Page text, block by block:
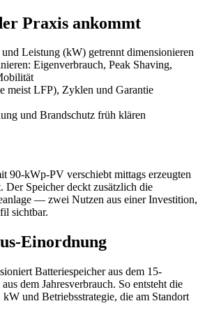
Praxis ankommt
Leistung (kW) getrennt dimensionieren
Eigenverbrauch, Peak Shaving,
meist LFP), Zyklen und Garantie
und Brandschutz früh klären
90-kWp-PV verschiebt mittags erzeugten
Der Speicher deckt zusätzlich die
— zwei Nutzen aus einer Investition,
sichtbar.
Einordnung
Batteriespeicher aus dem 15-
dem Jahresverbrauch. So entsteht die
und Betriebsstrategie, die am Standort